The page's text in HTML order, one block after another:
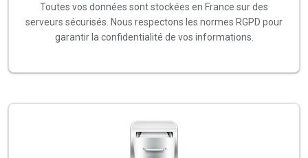
Toutes vos données sont stockées en France sur des
serveurs sécurisés. Nous respectons les normes RGPD pour
garantir la confidentialité de vos informations.